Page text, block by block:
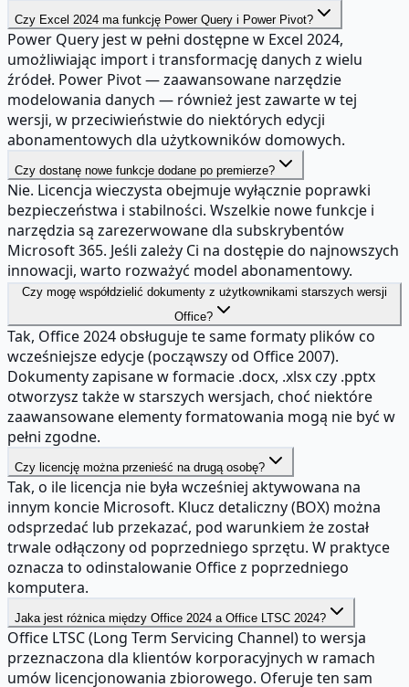
Czy Excel 2024 ma funkcję Power Query i Power Pivot?
Power Query jest w pełni dostępne w Excel 2024,
umożliwiając import i transformację danych z wielu
źródeł. Power Pivot — zaawansowane narzędzie
modelowania danych — również jest zawarte w tej
wersji, w przeciwieństwie do niektórych edycji
abonamentowych dla użytkowników domowych.
Czy dostanę nowe funkcje dodane po premierze?
Nie. Licencja wieczysta obejmuje wyłącznie poprawki
bezpieczeństwa i stabilności. Wszelkie nowe funkcje i
narzędzia są zarezerwowane dla subskrybentów
Microsoft 365. Jeśli zależy Ci na dostępie do najnowszych
innowacji, warto rozważyć model abonamentowy.
Czy mogę współdzielić dokumenty z użytkownikami starszych wersji
Office?
Tak, Office 2024 obsługuje te same formaty plików co
wcześniejsze edycje (począwszy od Office 2007).
Dokumenty zapisane w formacie .docx, .xlsx czy .pptx
otworzysz także w starszych wersjach, choć niektóre
zaawansowane elementy formatowania mogą nie być w
pełni zgodne.
Czy licencję można przenieść na drugą osobę?
Tak, o ile licencja nie była wcześniej aktywowana na
innym koncie Microsoft. Klucz detaliczny (BOX) można
odsprzedać lub przekazać, pod warunkiem że został
trwale odłączony od poprzedniego sprzętu. W praktyce
oznacza to odinstalowanie Office z poprzedniego
komputera.
Jaka jest różnica między Office 2024 a Office LTSC 2024?
Office LTSC (Long Term Servicing Channel) to wersja
przeznaczona dla klientów korporacyjnych w ramach
umów licencjonowania zbiorowego. Oferuje ten sam